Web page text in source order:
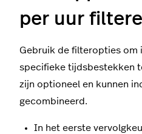
per uur
Gebruik de filteropties om
specifieke tijdsbestekken
zijn optioneel en kunnen
gecombineerd.
In het eerste